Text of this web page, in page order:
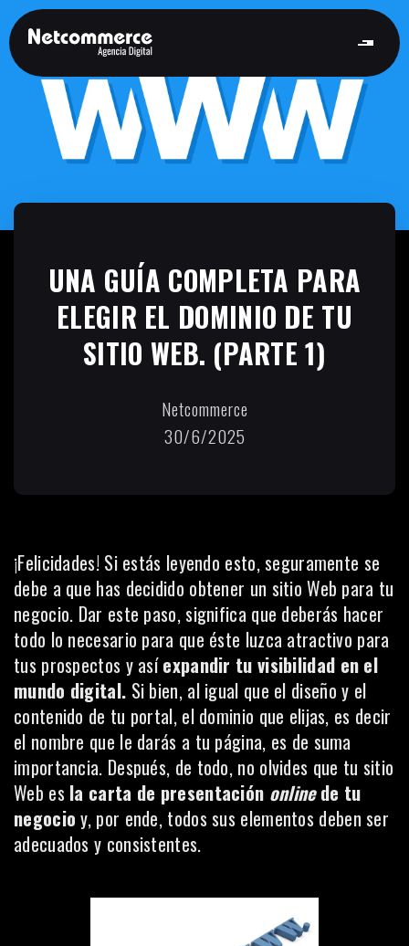
UNA GUÍA COMPLETA PARA
ELEGIR EL DOMINIO DE TU
SITIO WEB. (PARTE 1)
Netcommerce
30/6/2025
¡Felicidades! Si estás leyendo esto, seguramente se
debe a que has decidido obtener un sitio Web para tu
negocio. Dar este paso, significa que deberás hacer
todo lo necesario para que éste luzca atractivo para
tus prospectos y asíexpandir tu visibilidad en el
mundo digital. Si bien, al igual que el diseño y el
contenido de tu portal, el dominio que elijas, es decir
el nombre que le darás a tu página, es de suma
importancia. Después, de todo, no olvides que tu sitio
Web es la carta de presentación onlinede tu
negocio y, por ende, todos sus elementos deben ser
adecuados y consistentes.